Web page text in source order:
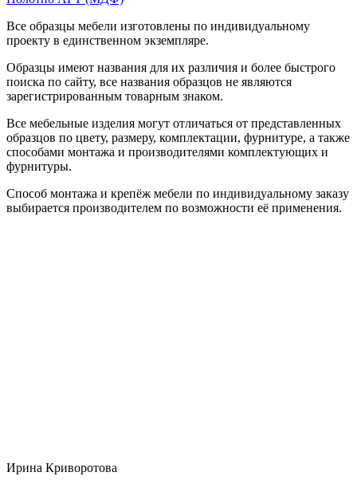
Все образцы мебели изготовлены по индивидуальному
проекту в единственном экземпляре.
Образцы имеют названия для их различия и более быстрого
поиска по сайту, все названия образцов не являются
зарегистрированным товарным знаком.
Все мебельные изделия могут отличаться от представленных
образцов по цвету, размеру, комплектации, фурнитуре, а также
способами монтажа и производителями комплектующих и
фурнитуры.
Способ монтажа и крепёж мебели по индивидуальному заказу
выбирается производителем по возможности её применения.
Ирина Криворотова